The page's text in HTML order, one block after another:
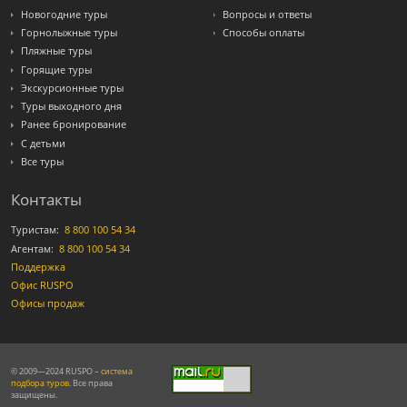
Новогодние туры
Горнолыжные туры
Пляжные туры
Горящие туры
Экскурсионные туры
Туры выходного дня
Ранее бронирование
С детьми
Все туры
Вопросы и ответы
Способы оплаты
Контакты
Туристам: 8 800 100 54 34
Агентам: 8 800 100 54 34
Поддержка
Офис RUSPO
Офисы продаж
© 2009—2024 RUSPO – система
подбора туров. Все права
защищены.